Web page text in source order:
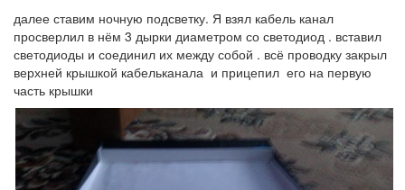
далее ставим ночную подсветку. Я взял кабель канал
просверлил в нём 3 дырки диаметром со светодиод . вставил
светодиоды и соединил их между собой . всё проводку закрыл
верхней крышкой кабельканала и прицепил его на первую
часть крышки